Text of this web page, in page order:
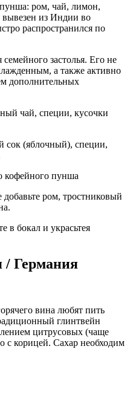
ром, чай, лимон,
вывезен из Индии во
распространился по
застолья. Его не
а также активно
дополнительных
чай, специи, кусочки
(яблочный), специи,
кофейного пунша
ром, тростниковый
в бокал и украсьтея
/ Германия
вина любят пить
глинтвейн
цитрусовых (чаще
с корицей. Сахар необходим